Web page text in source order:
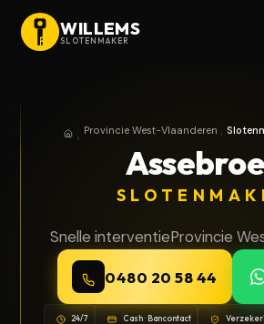
WILLEMS
SLOTENMAKER
HomeProvincie West-Vlaanderen
Provincie West-Vlaanderen
Snelle interventieProvincie
0480 20 58 44
24/7 Cash · Bancontact